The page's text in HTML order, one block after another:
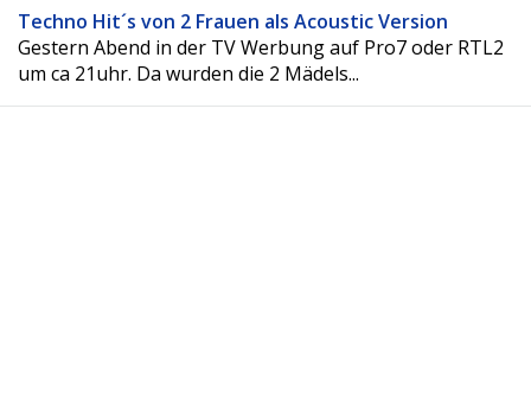
Techno Hit´s von 2 Frauen als Acoustic Version
Gestern Abend in der TV Werbung auf Pro7 oder RTL2
um ca 21uhr. Da wurden die 2 Mädels...